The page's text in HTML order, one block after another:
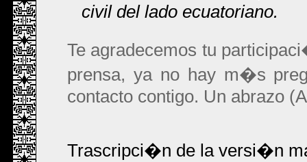
civil del lado ecuatoriano.
Te agradecemos tu
prensa, ya no hay m�s
contacto contigo. Un abrazo
Trascripci�n de la versi�n